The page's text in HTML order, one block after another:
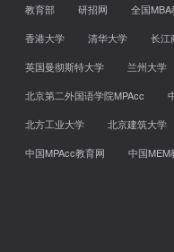
教育部 研招网 全国
香港大学
清华大学 长江
英国曼彻斯特大学
兰州大学
北京第二外国语学院MPAcc
北方工业大学
北京建筑大学
中国MPAcc教育网
中国MEM